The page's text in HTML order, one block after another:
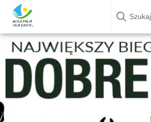
Skip